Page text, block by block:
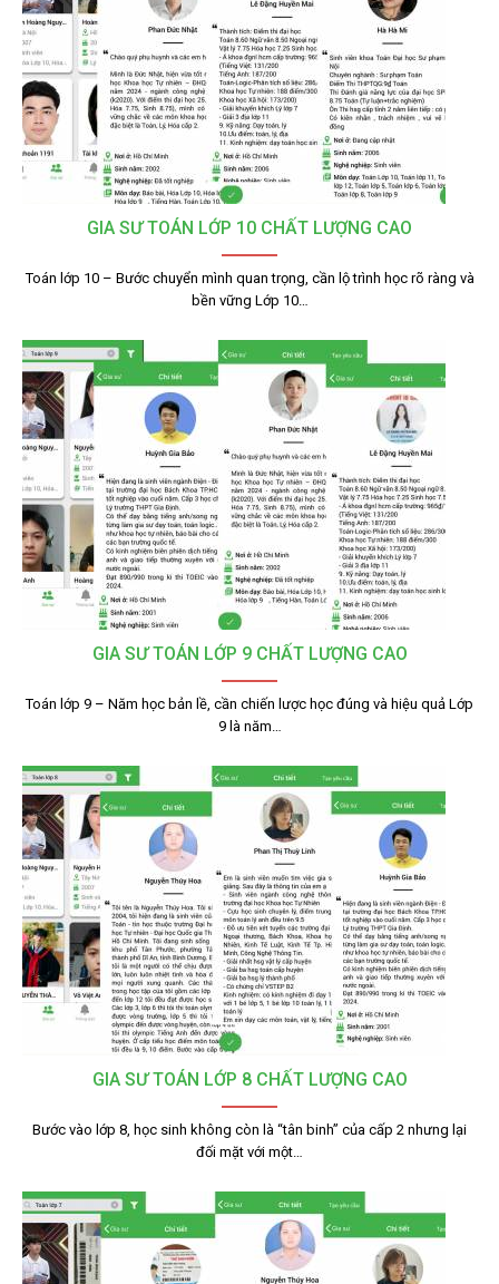
GIA SƯ TOÁN LỚP 10 CHẤT LƯỢNG CAO
Toán lớp 10 – Bước chuyển mình quan trọng, cần lộ trình học rõ ràng và
bền vững Lớp 10…
GIA SƯ TOÁN LỚP 9 CHẤT LƯỢNG CAO
Toán lớp 9 – Năm học bản lề, cần chiến lược học đúng và hiệu quả Lớp
9 là năm…
GIA SƯ TOÁN LỚP 8 CHẤT LƯỢNG CAO
Bước vào lớp 8, học sinh không còn là “tân binh” của cấp 2 nhưng lại
đối mặt với một…